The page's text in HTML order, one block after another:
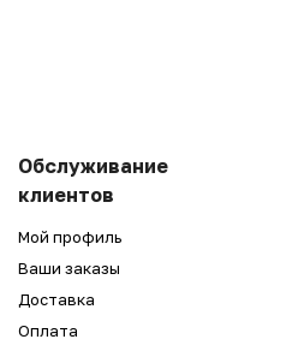
Обслуживание
клиентов
Мой профиль
Ваши заказы
Доставка
Оплата